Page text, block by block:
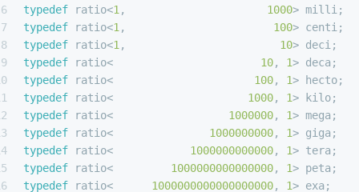
6
7
8
9
typedef ratio<1, 1000> milli;
typedef ratio<1, 100> centi;
typedef ratio<1, 10> deci;
typedef ratio< 10, 1> deca;
typedef ratio< 100, 1> hecto;
typedef ratio< 1000, 1> kilo;
typedef ratio< 1000000, 1> mega;
typedef ratio< 1000000000, 1> giga;
typedef ratio< 1000000000000, 1> tera;
typedef ratio< 1000000000000000, 1> peta;
typedef ratio< 1000000000000000000, 1> exa;